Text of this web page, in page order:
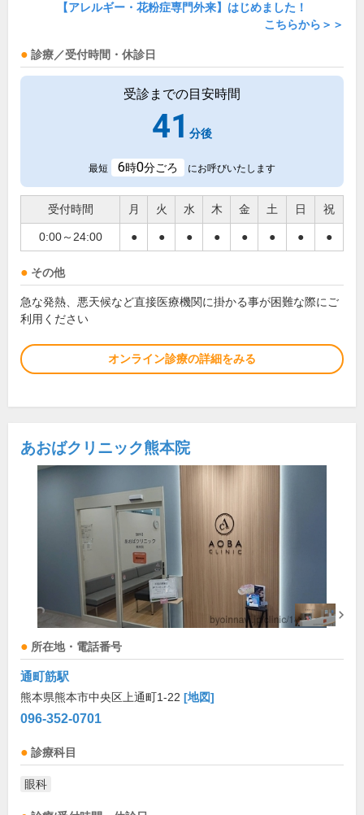
【アレルギー・花粉症専門外来】はじめました！
こちらから＞＞
診療／受付時間・休診日
受診までの目安時間
41 分後
最短 6時0分ごろ にお呼びいたします
受付時間 月 火 水 木 金 土 日 祝
0:00～24:00 ● ● ● ● ● ● ● ●
その他
急な発熱、悪天候など直接医療機関に掛かる事が困難な際にご
利用ください
オンライン診療の詳細をみる
あおばクリニック熊本院
所在地・電話番号
通町筋駅
熊本県熊本市中央区上通町1-22 [地図]
096-352-0701
診療科目
眼科